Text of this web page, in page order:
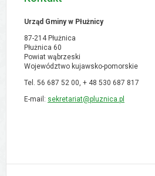
Urząd Gminy w Płużnicy
87-214 Płużnica
Płużnica 60
Powiat wąbrzeski
Województwo kujawsko-pomorskie
Tel. 56 687 52 00, + 48 530 687 817
E-mail: sekretariat@pluznica.pl